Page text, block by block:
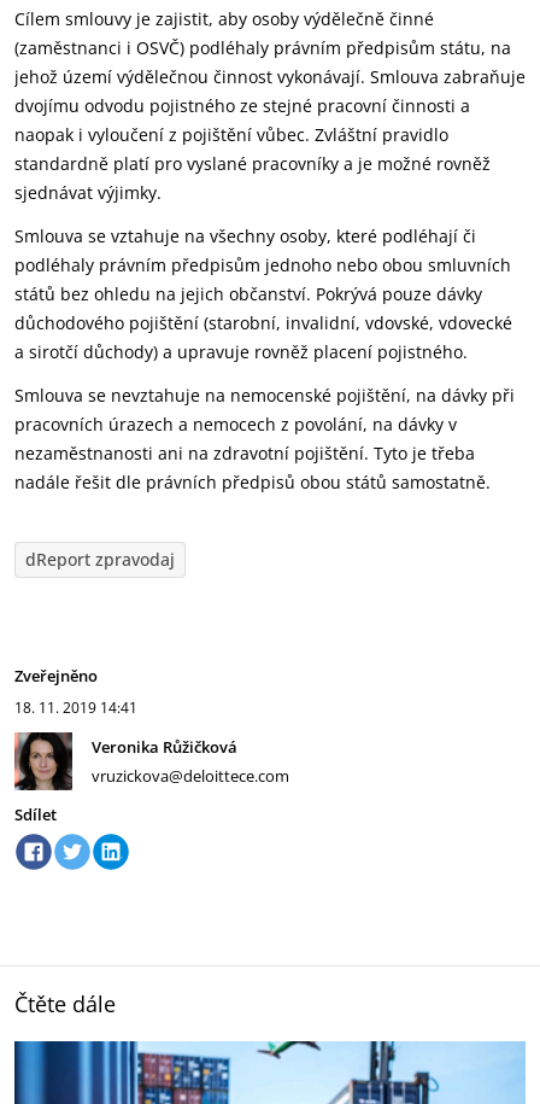
Cílem smlouvy je zajistit, aby osoby výdělečně činné
(zaměstnanci i OSVČ) podléhaly právním předpisům státu, na
jehož území výdělečnou činnost vykonávají. Smlouva zabraňuje
dvojímu odvodu pojistného ze stejné pracovní činnosti a
naopak i vyloučení z pojištění vůbec. Zvláštní pravidlo
standardně platí pro vyslané pracovníky a je možné rovněž
sjednávat výjimky.
Smlouva se vztahuje na všechny osoby, které podléhají či
podléhaly právním předpisům jednoho nebo obou smluvních
států bez ohledu na jejich občanství. Pokrývá pouze dávky
důchodového pojištění (starobní, invalidní, vdovské, vdovecké
a sirotčí důchody) a upravuje rovněž placení pojistného.
Smlouva se nevztahuje na nemocenské pojištění, na dávky při
pracovních úrazech a nemocech z povolání, na dávky v
nezaměstnanosti ani na zdravotní pojištění. Tyto je třeba
nadále řešit dle právních předpisů obou států samostatně.
dReport zpravodaj
Zveřejněno
18. 11. 2019 14:41
Veronika Růžičková
vruzickova@deloittece.com
Sdílet
Čtěte dále